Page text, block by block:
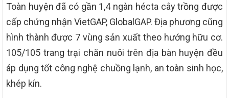
Toàn huyện đã có gần 1,4 ngàn hécta cây trồng được
cấp chứng nhận VietGAP, GlobalGAP. Địa phương cũng
hình thành được 7 vùng sản xuất theo hướng hữu cơ.
105/105 trang trại chăn nuôi trên địa bàn huyện đều
áp dụng tốt công nghệ chuồng lạnh, an toàn sinh học,
khép kín.